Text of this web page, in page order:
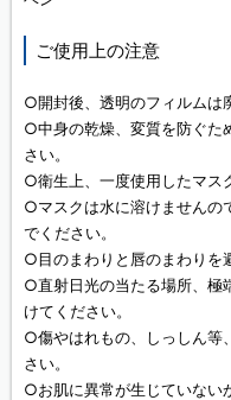
ご使用上の注意
○開封後、透明のフィルムは
○中身の乾燥、変質を防ぐた
さい。
○衛生上、一度使用したマス
○マスクは水に溶けませんの
でください。
○目のまわりと唇のまわりを
○直射日光の当たる場所、極
けてください。
○傷やはれもの、しっしん等
さい。
○お肌に異常が生じていない